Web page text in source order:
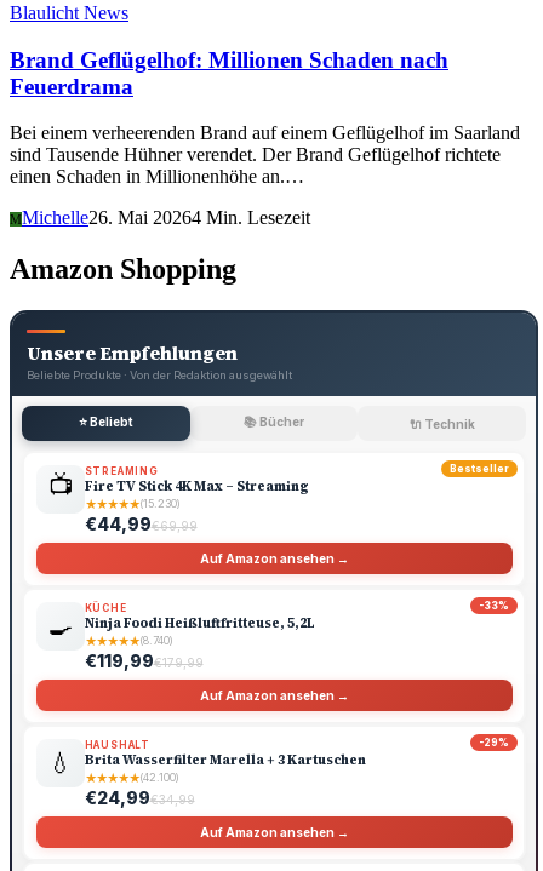
Blaulicht News
Brand Geflügelhof: Millionen Schaden nach
Feuerdrama
Bei einem verheerenden Brand auf einem Geflügelhof im Saarland
sind Tausende Hühner verendet. Der Brand Geflügelhof richtete
einen Schaden in Millionenhöhe an.…
MMichelle26. Mai 20264 Min. Lesezeit
Amazon Shopping
Unsere Empfehlungen
Beliebte Produkte · Von der Redaktion ausgewählt
⭐ Beliebt 📚 Bücher 🔌 Technik
Bestseller
📺 STREAMING
Fire TV Stick 4K Max – Streaming
★★★★★(15.230)
€44,99€69,99
Auf Amazon ansehen →
-33%
🍳
KÜCHE
Ninja Foodi Heißluftfritteuse, 5,2L
★★★★★(8.740)
€119,99€179,99
Auf Amazon ansehen →
-29%
💧
HAUSHALT
Brita Wasserfilter Marella + 3 Kartuschen
★★★★★(42.100)
€24,99€34,99
Auf Amazon ansehen →